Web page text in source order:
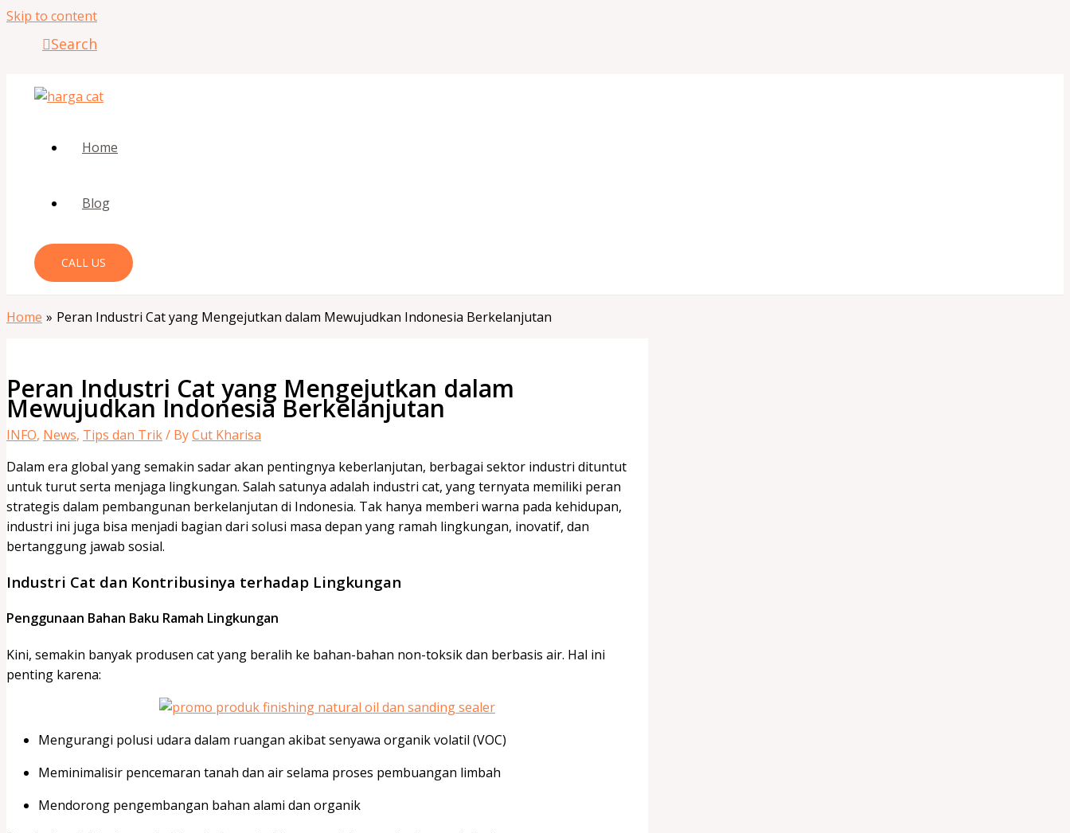
Skip to content
Search
Home
Blog
CALL US
Home Peran Industri Cat yang Mengejutkan dalam Mewujudkan Indonesia Berkelanjutan
Peran Industri Cat yang Mengejutkan dalam
Mewujudkan Indonesia Berkelanjutan
INFO, News, Tips dan Trik/ ByCut Kharisa
Dalam era global yang semakin sadar akan pentingnya keberlanjutan, berbagai sektor industri dituntut
untuk turut serta menjaga lingkungan. Salah satunya adalah industri cat, yang ternyata memiliki peran
strategis dalam pembangunan berkelanjutan di Indonesia. Tak hanya memberi warna pada kehidupan,
industri ini juga bisa menjadi bagian dari solusi masa depan yang ramah lingkungan, inovatif, dan
bertanggung jawab sosial.
Industri Cat dan Kontribusinya terhadap Lingkungan
Penggunaan Bahan Baku Ramah Lingkungan
Kini, semakin banyak produsen cat yang beralih ke bahan-bahan non-toksik dan berbasis air. Hal ini
penting karena:
Mengurangi polusi udara dalam ruangan akibat senyawa organik volatil (VOC)
Meminimalisir pencemaran tanah dan air selama proses pembuangan limbah
Mendorong pengembangan bahan alami dan organik